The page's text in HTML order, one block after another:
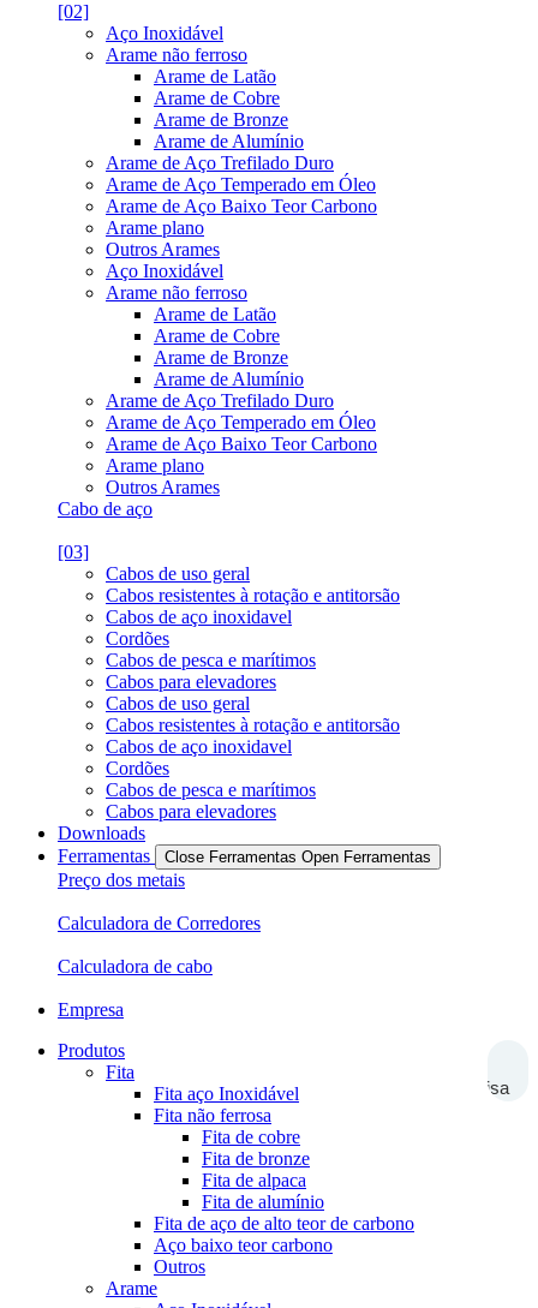
[02]
Aço Inoxidável
Arame não ferroso
Arame de Latão
Arame de Cobre
Arame de Bronze
Arame de Alumínio
Arame de Aço Trefilado Duro
Arame de Aço Temperado em Óleo
Arame de Aço Baixo Teor Carbono
Arame plano
Outros Arames
Aço Inoxidável
Arame não ferroso
Arame de Latão
Arame de Cobre
Arame de Bronze
Arame de Alumínio
Arame de Aço Trefilado Duro
Arame de Aço Temperado em Óleo
Arame de Aço Baixo Teor Carbono
Arame plano
Outros Arames
Cabo de aço
[03]
Cabos de uso geral
Cabos resistentes à rotação e antitorsão
Cabos de aço inoxidavel
Cordões
Cabos de pesca e marítimos
Cabos para elevadores
Cabos de uso geral
Cabos resistentes à rotação e antitorsão
Cabos de aço inoxidavel
Cordões
Cabos de pesca e marítimos
Cabos para elevadores
Downloads
Ferramentas
Close Ferramentas Open Ferramentas
Preço dos metais
Calculadora de Corredores
Calculadora de cabo
Empresa
Pesquisa
Produtos
Fita
Fita aço Inoxidável
Fita não ferrosa
Fita de cobre
Fita de bronze
Fita de alpaca
Fita de alumínio
Fita de aço de alto teor de carbono
Aço baixo teor carbono
Outros
Arame